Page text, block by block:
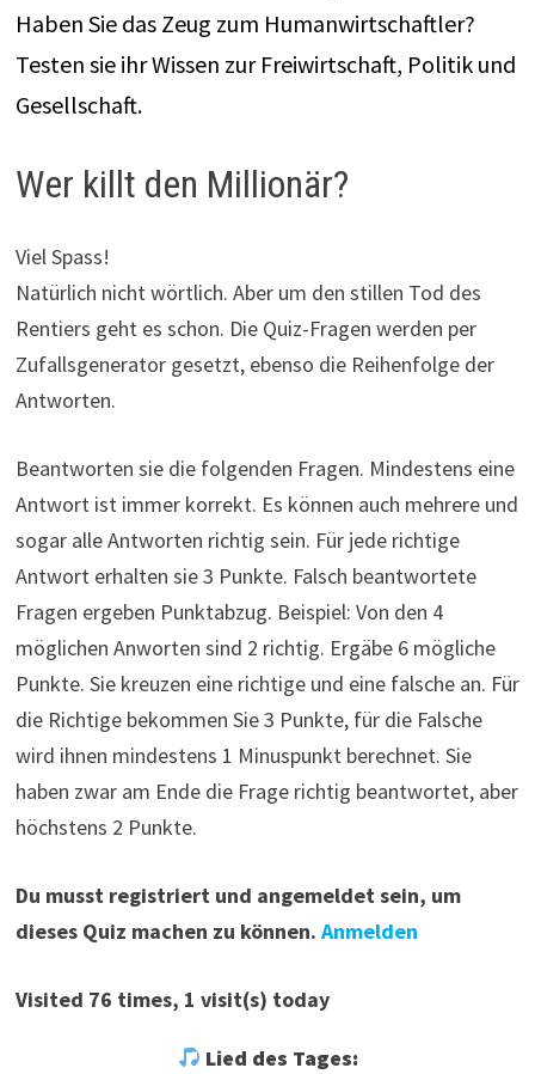
Haben Sie das Zeug zum Humanwirtschaftler?
Testen sie ihr Wissen zur Freiwirtschaft, Politik und
Gesellschaft.
Wer killt den Millionär?
Viel Spass!
Natürlich nicht wörtlich. Aber um den stillen Tod des
Rentiers geht es schon. Die Quiz-Fragen werden per
Zufallsgenerator gesetzt, ebenso die Reihenfolge der
Antworten.
Beantworten sie die folgenden Fragen. Mindestens eine
Antwort ist immer korrekt. Es können auch mehrere und
sogar alle Antworten richtig sein. Für jede richtige
Antwort erhalten sie 3 Punkte. Falsch beantwortete
Fragen ergeben Punktabzug. Beispiel: Von den 4
möglichen Anworten sind 2 richtig. Ergäbe 6 mögliche
Punkte. Sie kreuzen eine richtige und eine falsche an. Für
die Richtige bekommen Sie 3 Punkte, für die Falsche
wird ihnen mindestens 1 Minuspunkt berechnet. Sie
haben zwar am Ende die Frage richtig beantwortet, aber
höchstens 2 Punkte.
Du musst registriert und angemeldet sein, um
dieses Quiz machen zu können. Anmelden
Visited 76 times, 1 visit(s) today
Lied des Tages: